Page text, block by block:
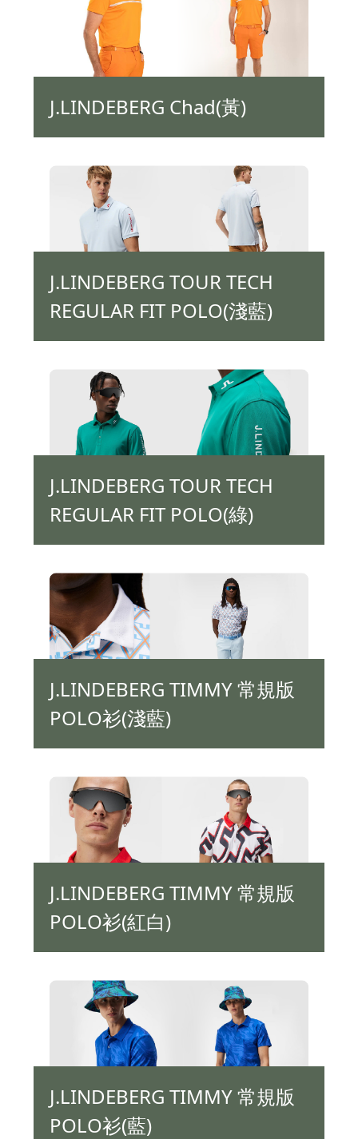
J.LINDEBERG Chad(黃)
J.LINDEBERG TOUR TECH
REGULAR FIT POLO(淺藍)
J.LINDEBERG TOUR TECH
REGULAR FIT POLO(綠)
J.LINDEBERG TIMMY 常規版
POLO衫(淺藍)
J.LINDEBERG TIMMY 常規版
POLO衫(紅白)
J.LINDEBERG TIMMY 常規版
POLO衫(藍)